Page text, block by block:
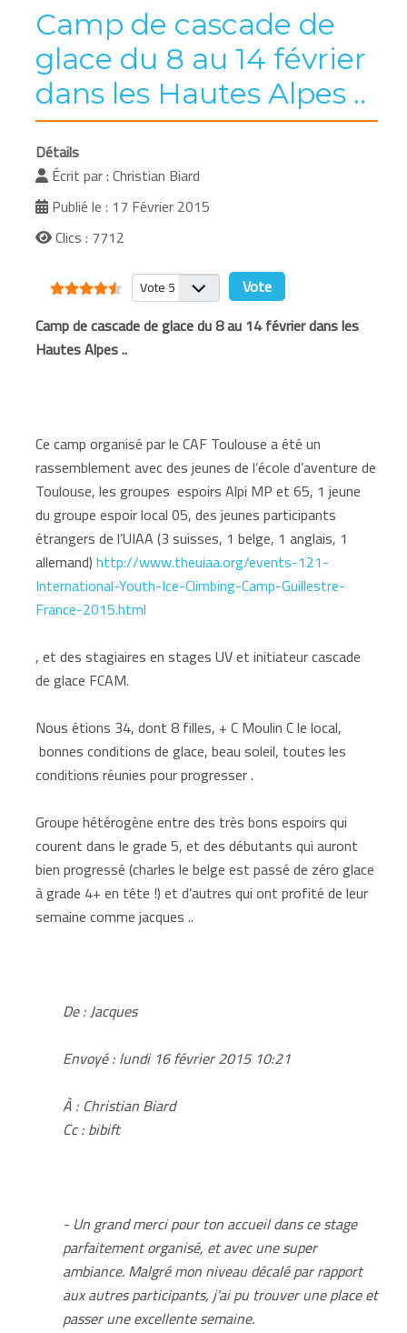
Camp de cascade de
glace du 8 au 14 février
dans les Hautes Alpes ..
Détails
Écrit par :Christian Biard
Publié le : 17 Février 2015
Clics : 7712
Vote utilisateur:4.5/5
Veuillez voter
Camp de cascade de glace du 8 au 14 février dans les
Hautes Alpes ..
Ce camp organisé par le CAF Toulouse a été un
rassemblement avec des jeunes de l’école d’aventure de
Toulouse, les groupes espoirs Alpi MP et 65, 1 jeune
du groupe espoir local 05, des jeunes participants
étrangers de l’UIAA (3 suisses, 1 belge, 1 anglais, 1
allemand)http://www.theuiaa.org/events-121-
International-Youth-Ice-Climbing-Camp-Guillestre-
France-2015.html
, et des stagiaires en stages UV et initiateur cascade
de glace FCAM.
Nous étions 34, dont 8 filles, + C Moulin C le local,
bonnes conditions de glace, beau soleil, toutes les
conditions réunies pour progresser .
Groupe hétérogène entre des très bons espoirs qui
courent dans le grade 5, et des débutants qui auront
bien progressé (charles le belge est passé de zéro glace
à grade 4+ en tête !) et d’autres qui ont profité de leur
semaine comme jacques ..
De :Jacques
Envoyé :lundi 16 février 2015 10:21
À :Christian Biard
Cc : bibift
- Un grand merci pour ton accueil dans ce stage
parfaitement organisé, et avec une super
ambiance. Malgré mon niveau décalé par rapport
aux autres participants, j'ai pu trouver une place et
passer une excellente semaine.